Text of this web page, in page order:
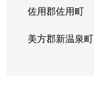
佐用郡佐用町
美方郡新温泉町